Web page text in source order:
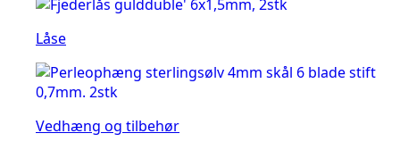
Låse
Vedhæng og tilbehør